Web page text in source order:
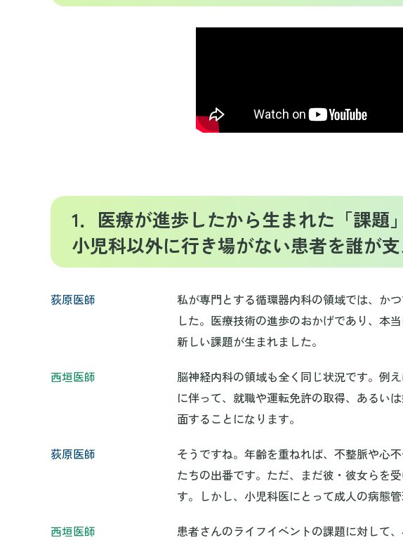
1．医療が進歩したから生まれた「課題」
小児科以外に行き場がない患者を誰が
荻原医師
私が専門とする循環器内科の領域では、か
した。医療技術の進歩のおかげであり、本
新しい課題が生まれました。
西垣医師
脳神経内科の領域も全く同じ状況です。例
に伴って、就職や運転免許の取得、あるい
面することになります。
荻原医師
そうですね。年齢を重ねれば、不整脈や心
たちの出番です。ただ、まだ彼・彼女らを
す。しかし、小児科医にとって成人の病態
西垣医師
患者さんのライフイベントの課題に対して